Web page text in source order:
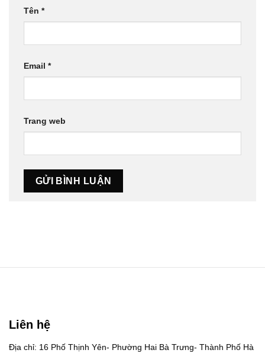
Tên *
Email *
Trang web
Liên hệ
Địa chỉ: 16 Phố Thịnh Yên- Phường Hai Bà Trưng- Thành Phố Hà